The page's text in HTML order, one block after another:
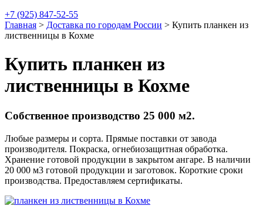
+7 (925) 847-52-55
Главная > Доставка по городам России > Купить планкен из
лиственницы в Кохме
Купить планкен из
лиственницы в Кохме
Собственное производство 25 000 м2.
Любые размеры и сорта. Прямые поставки от завода
производителя. Покраска, огнебиозащитная обработка.
Хранение готовой продукции в закрытом ангаре. В наличии
20 000 м3 готовой продукции и заготовок. Короткие сроки
производства. Предоставляем сертификаты.